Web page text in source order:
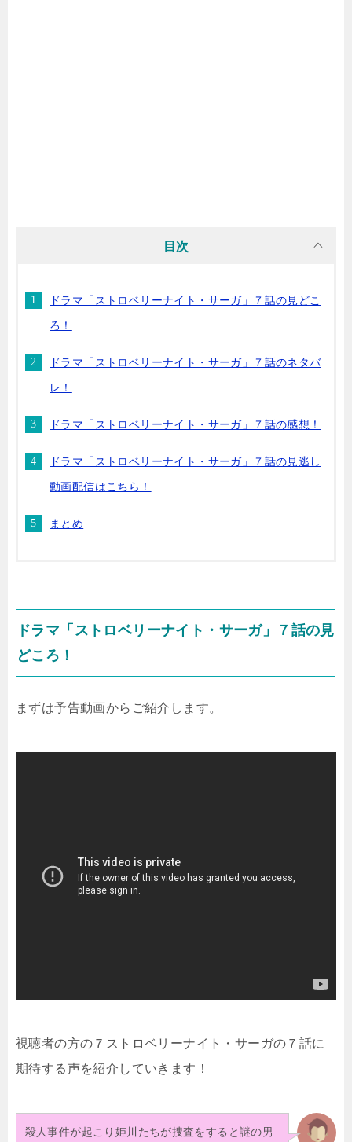
目次
ドラマ「ストロベリーナイト・サーガ」７話の見どこ
ろ！
ドラマ「ストロベリーナイト・サーガ」７話のネタバ
レ！
ドラマ「ストロベリーナイト・サーガ」７話の感想！
ドラマ「ストロベリーナイト・サーガ」７話の見逃し
動画配信はこちら！
まとめ
ドラマ「ストロベリーナイト・サーガ」７話の見
どころ！
まずは予告動画からご紹介します。
視聴者の方の７ストロベリーナイト・サーガの７話に
期待する声を紹介していきます！
殺人事件が起こり姫川たちが捜査をすると謎の男